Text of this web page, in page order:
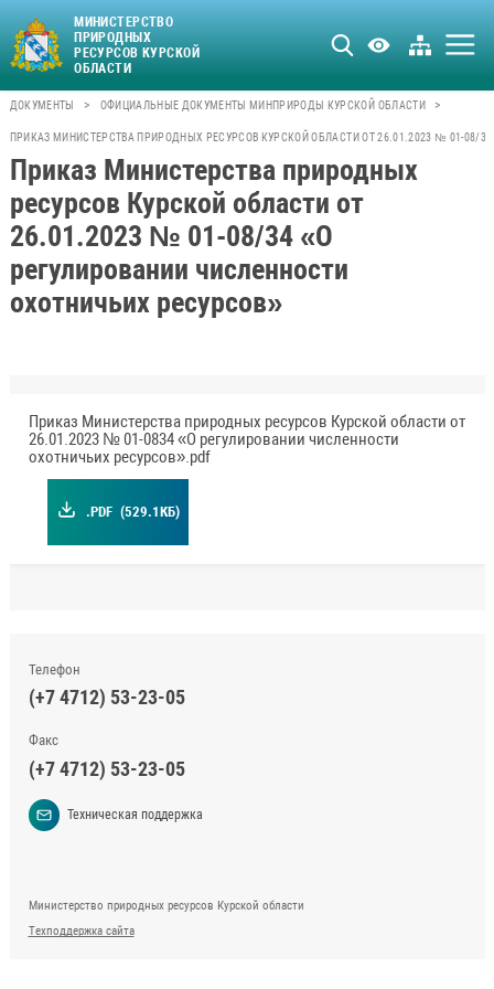
МИНИСТЕРСТВО
ПРИРОДНЫХ
РЕСУРСОВ КУРСКОЙ
ОБЛАСТИ
ДОКУМЕНТЫ > ОФИЦИАЛЬНЫЕ ДОКУМЕНТЫ МИНПРИРОДЫ КУРСКОЙ ОБЛАСТИ >
ПРИКАЗ МИНИСТЕРСТВА ПРИРОДНЫХ РЕСУРСОВ КУРСКОЙ ОБЛАСТИ ОТ 26.01.2023 № 01-08/
Приказ Министерства природных
ресурсов Курской области от
26.01.2023 № 01-08/34 «О
регулировании численности
охотничьих ресурсов»
Приказ Министерства природных ресурсов Курской области от
26.01.2023 № 01-0834 «О регулировании численности
охотничьих ресурсов».pdf
.PDF (529.1КБ)
Телефон
(+7 4712) 53-23-05
Факс
(+7 4712) 53-23-05
Техническая поддержка
Министерство природных ресурсов Курской области
Техподдержка сайта